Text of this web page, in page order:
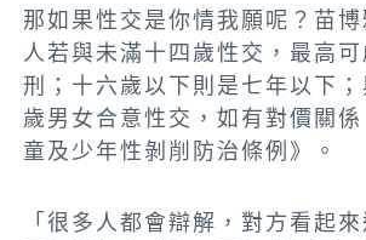
那如果性交是你情我願呢？苗
人若與未滿十四歲性交，最高
刑；十六歲以下則是七年以下
歲男女合意性交，如有對價關
童及少年性剝削防治條例》。
「很多人都會辯解，對方看起